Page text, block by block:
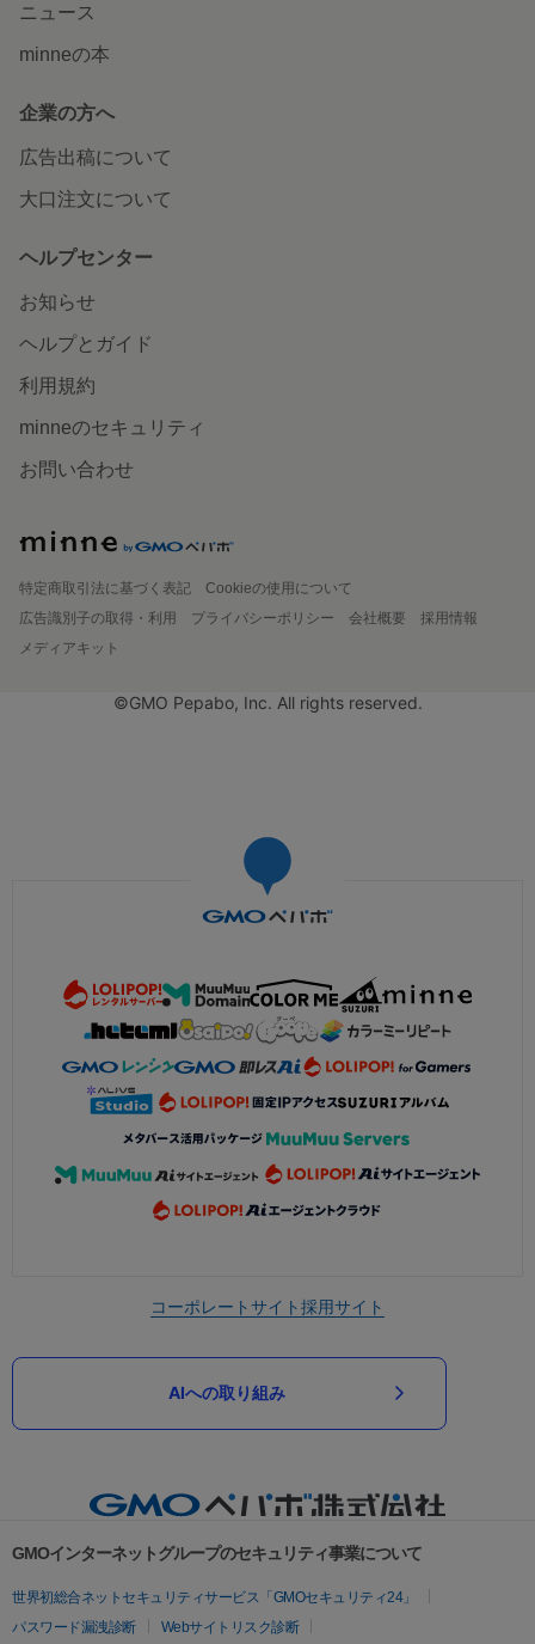
ニュース
minneの本
企業の方へ
広告出稿について
大口注文について
ヘルプセンター
お知らせ
ヘルプとガイド
利用規約
minneのセキュリティ
お問い合わせ
特定商取引法に基づく表記
Cookieの使用について
広告識別子の取得・利用
プライバシーポリシー 会社概要
採用情報
メディアキット
©GMO Pepabo, Inc. All rights reserved.
コーポレートサイト採用サイト
AIへの取り組み
GMOインターネットグループのセキュリティ事業について
世界初総合ネットセキュリティサービス「GMOセキュリティ24」
パスワード漏洩診断
Webサイトリスク診断